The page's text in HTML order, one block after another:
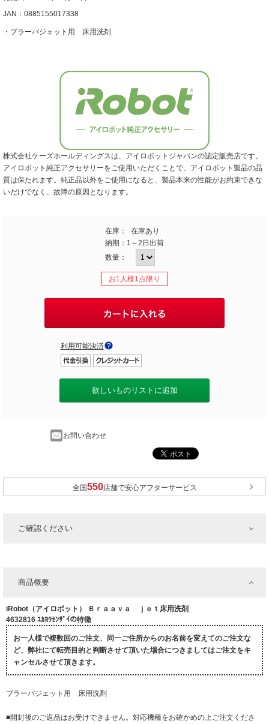
JAN：0885155017338
・ブラーバジェット用 床用洗剤
株式会社ケーズホールディングスは、アイロボットジャパンの認定販売店です。
アイロボット純正アクセサリーをご使用いただくことで、アイロボット製品の品
質は保たれます。純正品以外をご使用になると、製品本来の性能がお約束できな
いだけでなく、故障の原因となります。
在庫：
在庫あり
納期： 1～2日出荷
数量：
お1人様1点限り
利用可能決済
欲しいものリストに追加
お問い合わせ
全国 店舗で安心アフターサービス
ご確認ください
商品概要
iRobot（アイロボット） Ｂｒａａｖａ ｊｅｔ床用洗剤
4632816 ﾕｶﾖｳｾﾝｻﾞｲの特徴
お一人様で複数回のご注文、同一ご住所からのお名前を変えてのご注文な
ど、弊社にて転売目的と判断させて頂いた場合につきましてはご注文をキ
ャンセルさせて頂きます。
ブラーバジェット用 床用洗剤
■開封後のご返品はお受けできません。対応機種をお確かめの上ご注文くださ